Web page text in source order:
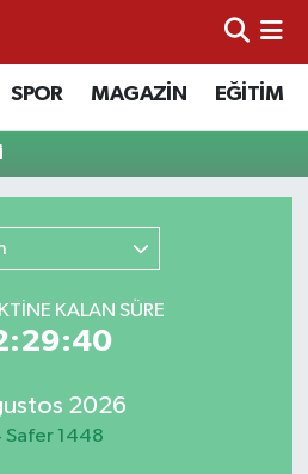
SPOR MAGAZİN EĞİTİM
KALAN SÜRE
2026
Safer 1448
Haritası
ve Fikstür